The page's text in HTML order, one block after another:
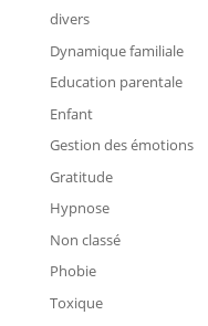
divers
Dynamique familiale
Education parentale
Enfant
Gestion des émotions
Gratitude
Hypnose
Non classé
Phobie
Toxique